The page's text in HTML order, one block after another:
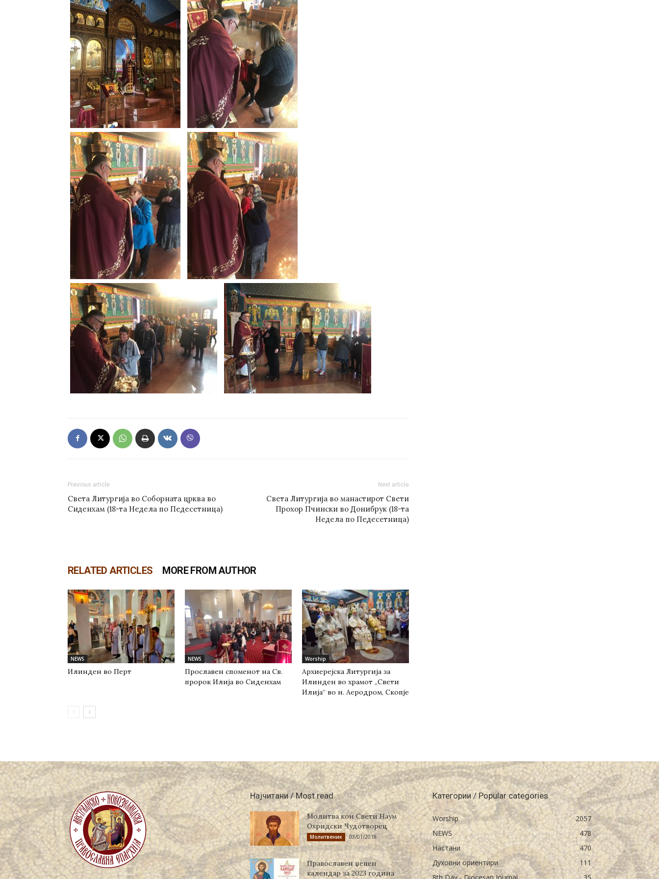
Previous article
Света Литургија во Соборната црква во
Сиденхам (18-та Недела по Педесетница)
Next article
Света Литургија во манастирот Свети
Прохор Пчински во Донибрук (18-та
Недела по Педесетница)
RELATED ARTICLES MORE FROM AUTHOR
NEWS
Илинден во Перт
NEWS
Прославен споменот на Св.
пророк Илија во Сиденхам
Worship
Архиерејска Литургија за
Илинден во храмот „Свети
Илија“ во н. Аеродром, Скопје
Најчитани / Most read
Молитва кон Свети Наум
Охридски Чудотворец
Молитвеник 03/01/2018
Православен џепен
календар за 2023 година
Категории / Popular categories
Worship
2057
NEWS
478
Настани
470
Духовни ориентири
111
8th Day - Diocesan Journal
35